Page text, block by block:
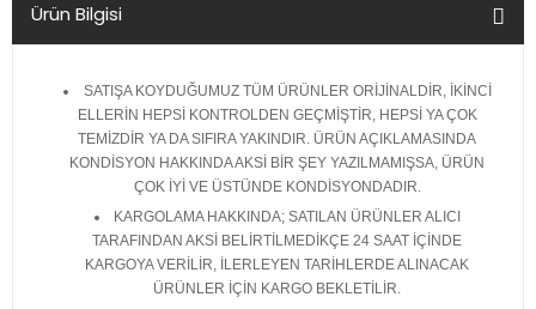
Ürün Bilgisi
SATIŞA KOYDUĞUMUZ TÜM ÜRÜNLER ORİJİNALDİR, İKİNCİ
ELLERİN HEPSİ KONTROLDEN GEÇMİŞTİR, HEPSİ YA ÇOK
TEMİZDİR YA DA SIFIRA YAKINDIR. ÜRÜN AÇIKLAMASINDA
KONDİSYON HAKKINDA AKSİ BİR ŞEY YAZILMAMIŞSA, ÜRÜN
ÇOK İYİ VE ÜSTÜNDE KONDİSYONDADIR.
KARGOLAMA HAKKINDA; SATILAN ÜRÜNLER ALICI
TARAFINDAN AKSİ BELİRTİLMEDİKÇE 24 SAAT İÇİNDE
KARGOYA VERİLİR, İLERLEYEN TARİHLERDE ALINACAK
ÜRÜNLER İÇİN KARGO BEKLETİLİR.